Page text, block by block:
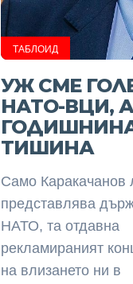
ТАБЛОИД
УЖ СМЕ
НАТО-ВЦИ, А
ТИШИНА
Само Каракачанов
представлява
НАТО, та отдавна
рекламираният
на влизането ни в